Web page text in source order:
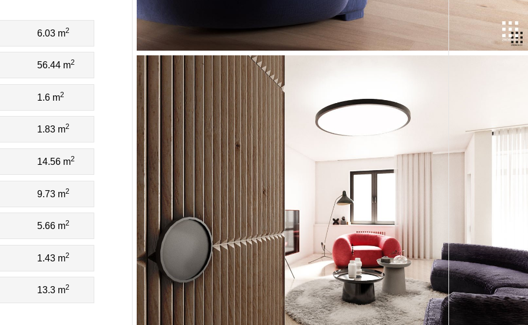
6.03 m2
56.44 m2
1.6 m2
1.83 m2
14.56 m2
9.73 m2
5.66 m2
1.43 m2
13.3 m2